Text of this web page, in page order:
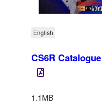
CS6R Catalogue
English
1.1MB